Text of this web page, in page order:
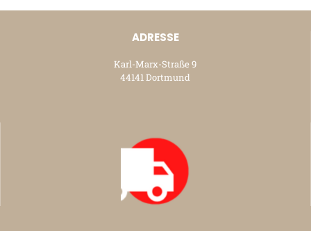
ADRESSE
Karl-Marx-Straße 9
44141 Dortmund